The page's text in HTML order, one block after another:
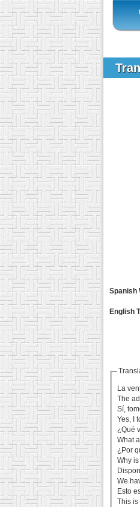
Spanish
English
La
The
Sí,
Yes, I
¿Qué
What
¿Por
Why
We
Esto
This is